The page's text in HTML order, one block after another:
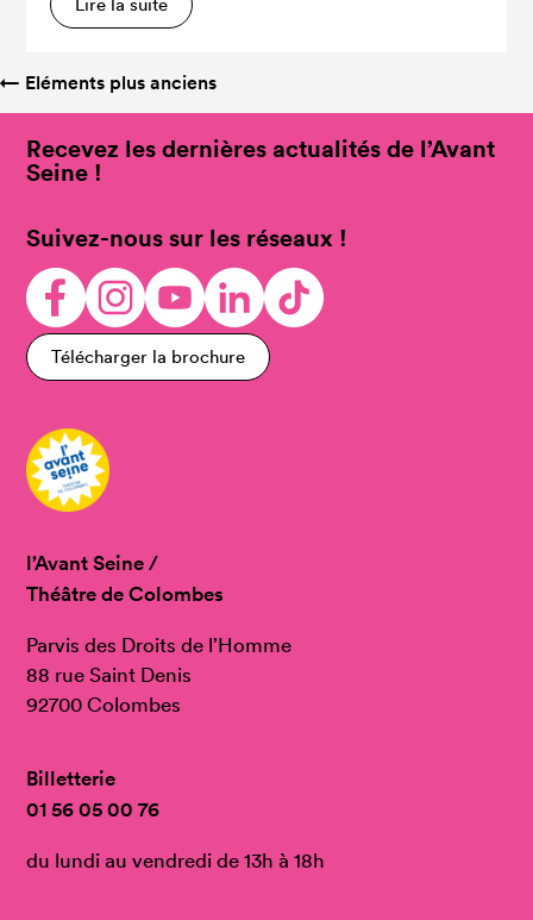
← Eléments plus anciens
Recevez les dernières actualités de l’Avant
Seine !
Suivez-nous sur les réseaux !
Télécharger la brochure
l’Avant Seine /
Théâtre de Colombes
Parvis des Droits de l’Homme
88 rue Saint Denis
92700 Colombes
Billetterie
01 56 05 00 76
du lundi au vendredi de 13h à 18h